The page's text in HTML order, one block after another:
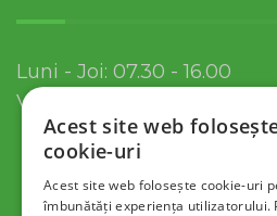
Luni - Joi: 07.30 - 16.00
Vineri: 07.30 - 13.30
Acest site web
cookie-uri
Acest site web folosește cookie-uri
îmbunătăți experiența utilizatorului.